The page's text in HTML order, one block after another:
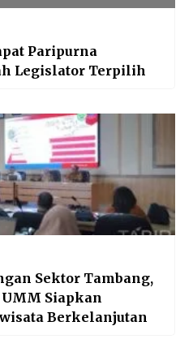
Paripurna
Legislator Terpilih
Sektor Tambang,
Siapkan
Berkelanjutan